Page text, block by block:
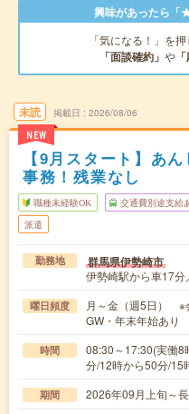
興味があったら「
「気になる！」を
「面談確約」 や
未読
NEW
掲載日 2026/08/06
【9月スタート】あ
事務！残業なし
職種未経験OK 交通費別途支給
派遣
勤務地 群馬県伊勢崎市
伊勢崎駅から車17
曜日頻度
月～金（週5日） ※
GW・年末年始あり
時間
08:30～17:30(実働
分/12時から50分/
期間 2026年09月上旬～